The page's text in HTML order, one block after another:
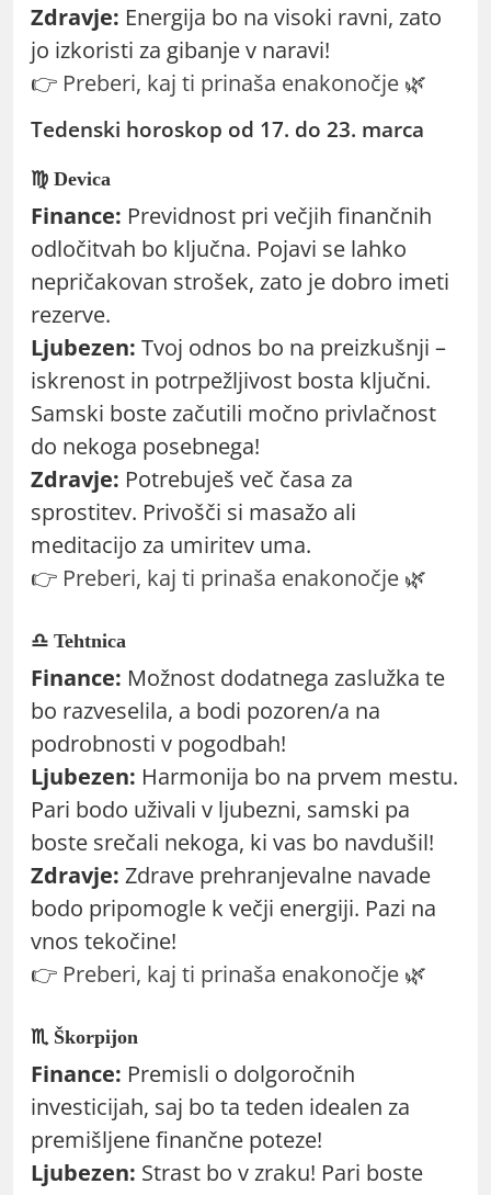
Zdravje: Energija bo na visoki ravni, zato
jo izkoristi za gibanje v naravi!
👉 Preberi, kaj ti prinaša enakonočje 🌿
Tedenski horoskop od 17. do 23. marca
♍ Devica
Finance: Previdnost pri večjih finančnih
odločitvah bo ključna. Pojavi se lahko
nepričakovan strošek, zato je dobro imeti
rezerve.
Ljubezen: Tvoj odnos bo na preizkušnji –
iskrenost in potrpežljivost bosta ključni.
Samski boste začutili močno privlačnost
do nekoga posebnega!
Zdravje: Potrebuješ več časa za
sprostitev. Privošči si masažo ali
meditacijo za umiritev uma.
👉 Preberi, kaj ti prinaša enakonočje 🌿
♎ Tehtnica
Finance: Možnost dodatnega zaslužka te
bo razveselila, a bodi pozoren/a na
podrobnosti v pogodbah!
Ljubezen: Harmonija bo na prvem mestu.
Pari bodo uživali v ljubezni, samski pa
boste srečali nekoga, ki vas bo navdušil!
Zdravje: Zdrave prehranjevalne navade
bodo pripomogle k večji energiji. Pazi na
vnos tekočine!
👉 Preberi, kaj ti prinaša enakonočje 🌿
♏ Škorpijon
Finance: Premisli o dolgoročnih
investicijah, saj bo ta teden idealen za
premišljene finančne poteze!
Ljubezen: Strast bo v zraku! Pari boste